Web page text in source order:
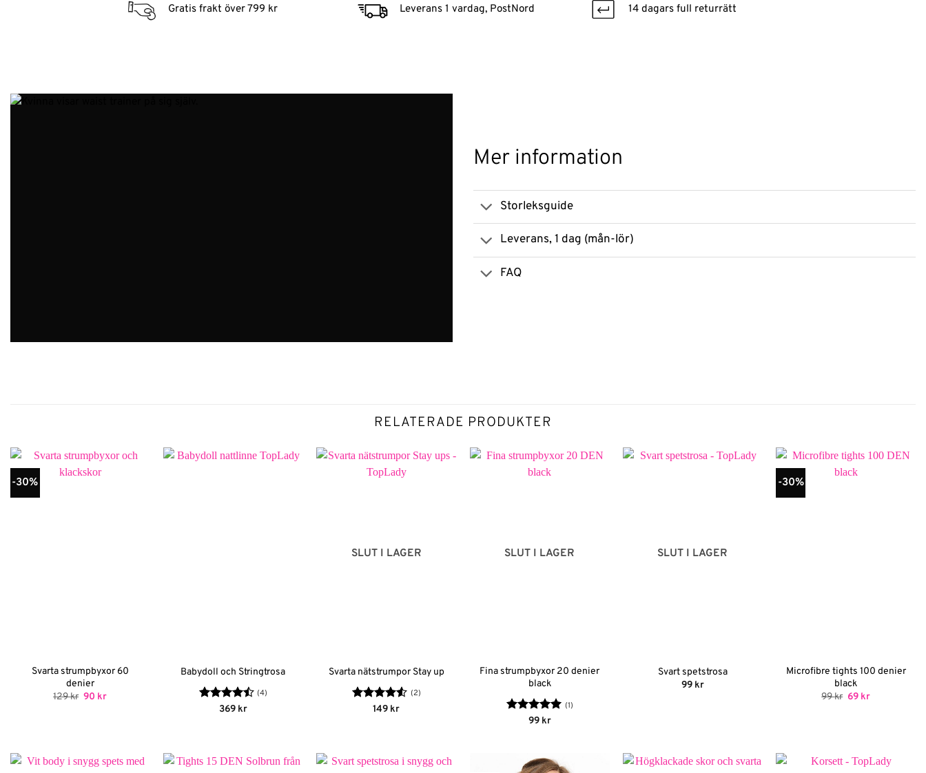
Gratis frakt över 799 kr Leverans 1 vardag, PostNord 14 dagars full returrätt
Mer information
Storleksguide
Leverans, 1 dag (mån-lör)
FAQ
RELATERADE PRODUKTER
-30%
Svarta strumpbyxor 60
denier
129kr Det
90 krDet
Babydoll och Stringtrosa
Betygsatt
(4)
369 kr
SLUT I LAGER
Svarta nätstrumpor Stay up
Betygsatt
(2)
149 kr
SLUT I LAGER
Fina strumpbyxor 20 denier
black
Betygsatt
(1)
99 kr
SLUT I LAGER
Svart spetstrosa
99 kr
-30%
Microfibre tights 100 denier
black
99kr Det
69 krDet